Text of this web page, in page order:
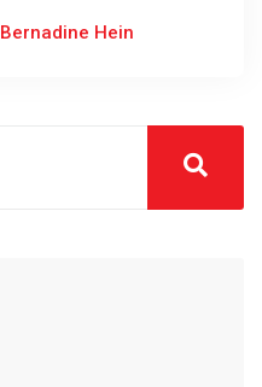
Bernadine Hein